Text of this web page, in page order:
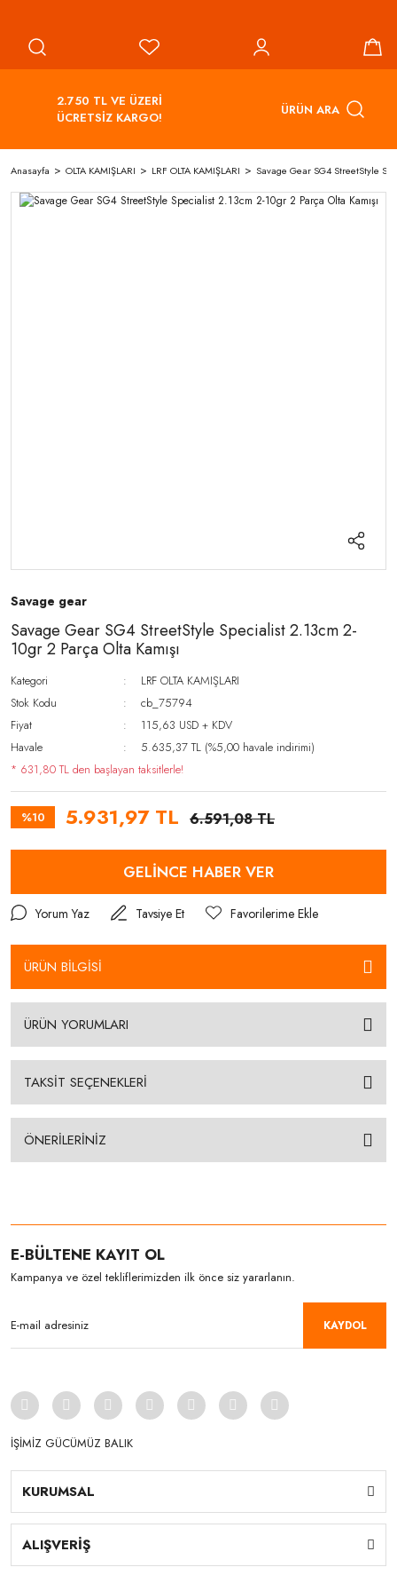
2.750 TL VE ÜZERİ
ÜCRETSİZ KARGO!
ÜRÜN ARA
Anasayfa OLTA KAMIŞLARI LRF OLTA KAMIŞLARI Savage Gear SG4 StreetStyle
Savage gear
Savage Gear SG4 StreetStyle Specialist 2.13cm 2-
10gr 2 Parça Olta Kamışı
Kategori
LRF OLTA KAMIŞLARI
Stok Kodu
cb_75794
Fiyat
115,63 USD + KDV
Havale
5.635,37 TL (%5,00 havale indirimi)
* 631,80 TL den başlayan taksitlerle!
%10 5.931,97 TL 6.591,08 TL
GELİNCE HABER VER
Yorum Yaz Tavsiye Et
ÜRÜN BİLGİSİ
ÜRÜN YORUMLARI
TAKSİT SEÇENEKLERİ
ÖNERİLERİNİZ
E-BÜLTENE KAYIT OL
Kampanya ve özel tekliflerimizden ilk önce siz yararlanın.
KAYDOL
İŞİMİZ GÜCÜMÜZ BALIK
KURUMSAL
ALIŞVERİŞ